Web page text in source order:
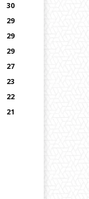
30
29
29
29
27
23
22
21